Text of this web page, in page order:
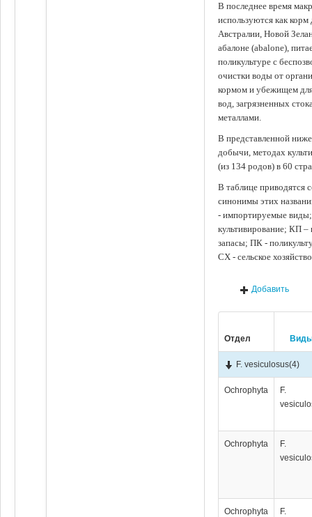
В последнее время
используются как
Австралии, Новой
абалоне (abalone),
поликультуре с
очистки воды от
кормом и убежищем
вод, загрязненных
металлами.
В представленной
добычи, методах
(из 134 родов) в 60
В таблице приводятся
синонимы этих
- импортируемые
культивирование; КП
запасы; ПК -
СХ - сельское
Добавить
Отдел
F. vesiculosus(4)
Ochrophyta
F.
Ochrophyta
F.
Ochrophyta
F.